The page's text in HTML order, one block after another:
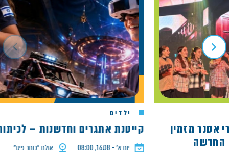
אסנר מזמין
ילדים
קייטנת אתגרים וחדשנות – לכיתות
יום א׳ - 16.08, 08:00 אולם ״כותר פיס״